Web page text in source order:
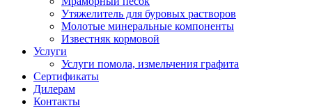
Утяжелитель для буровых растворов
Молотые минеральные компоненты
Известняк кормовой
Услуги
Услуги помола, измельчения графита
Сертификаты
Дилерам
Контакты